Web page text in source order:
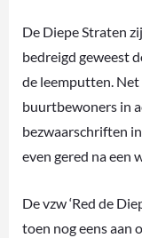
De Diepe Straten
bedreigd geweest
de leemputten.
buurtbewoners in
bezwaarschriften
even gered na een
De vzw ‘Red de
toen nog eens aan